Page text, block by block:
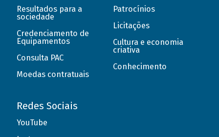
Resultados para a
sociedade
Credenciamento de
Equipamentos
Consulta PAC
Moedas contratuais
Patrocínios
Licitações
Cultura e economia
criativa
Conhecimento
Redes Sociais
YouTube